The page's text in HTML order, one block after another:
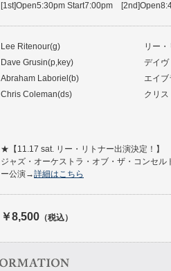
[1st]Open5:30pm Start7:00pm
Lee Ritenour(g)
リー
Dave Grusin(p,key)
デイヴ
Abraham Laboriel(b)
エイ
Chris Coleman(ds)
クリ
★【11.17 sat. リー・リトナー出演決定！】
ジャズ・オーケストラ・オブ・ザ・コンセ
ー公演→詳細はこちら
￥8,500 （税込）